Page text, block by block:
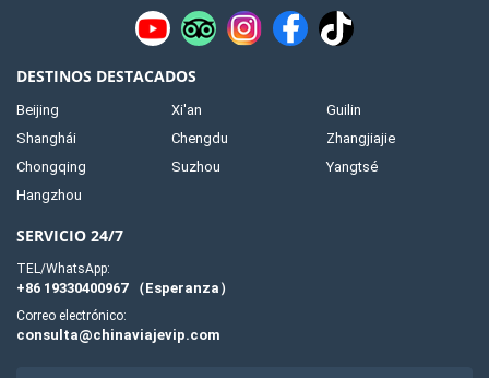
DESTINOS DESTACADOS
Beijing Xi'an
Guilin
Shanghái
Chengdu
Zhangjiajie
Chongqing
Suzhou
Yangtsé
Hangzhou
SERVICIO 24/7
TEL/WhatsApp:
+86 19330400967 （Esperanza）
Correo electrónico:
consulta@chinaviajevip.com